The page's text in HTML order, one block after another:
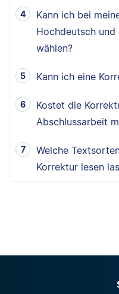
Kann ich bei
Hochdeutsch
wählen?
Kann ich eine
Kostet die
Abschlussarbeit
Welche
Korrektur lesen